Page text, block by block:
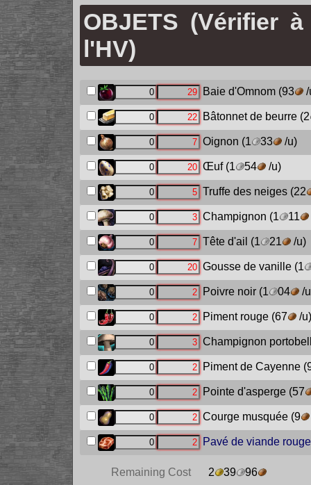
OBJETS (Vérifier
l'HV)
Baie d'Omnom(93 /
Bâtonnet de beurre(2
Oignon (1 33 /u)
Œuf(1 54 /u)
Truffe des neiges(22
Champignon (1 11
Tête d'ail (1 21 /u)
Gousse de vanille(1
Poivre noir(1 04 /
Piment rouge(67 /u)
Champignon
Piment de Cayenne
Pointe d'asperge(57
Courge musquée(9
Pavé de viande rouge
Remaining Cost 2 39 96